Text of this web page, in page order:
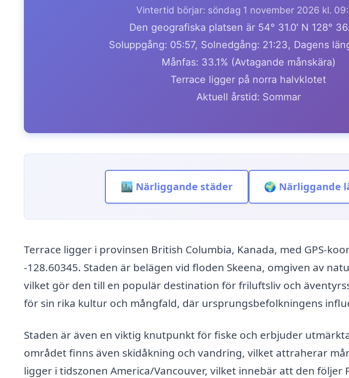
Vintertid börjar: söndag 1 november 2026 kl.
Den geografiska platsen är 54° 31.0' N 128°
Soluppgång: 05:57, Solnedgång: 21:23, Dagens
Månfas: 33.1% (Avtagande månskära)
Terrace ligger på norra halvklotet
Aktuell årstid: Sommar
🏙️ Närliggande städer 🌍 Närliggande
Terrace ligger i provinsen British Columbia, Kanada, med GPS-
-128.60345. Staden är belägen vid floden Skeena, omgiven av
vilket gör den till en populär destination för friluftsliv och
för sin rika kultur och mångfald, där ursprungsbefolkningens
Staden är även en viktig knutpunkt för fiske och erbjuder
området finns även skidåkning och vandring, vilket attraherar
ligger i tidszonen America/Vancouver, vilket innebär att den följer